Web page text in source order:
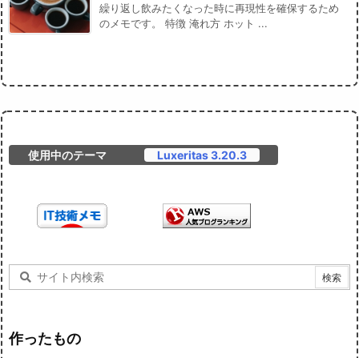
繰り返し飲みたくなった時に再現性を確保するため
のメモです。 特徴 淹れ方 ホット ...
使用中のテーマ Luxeritas 3.20.3
作ったもの